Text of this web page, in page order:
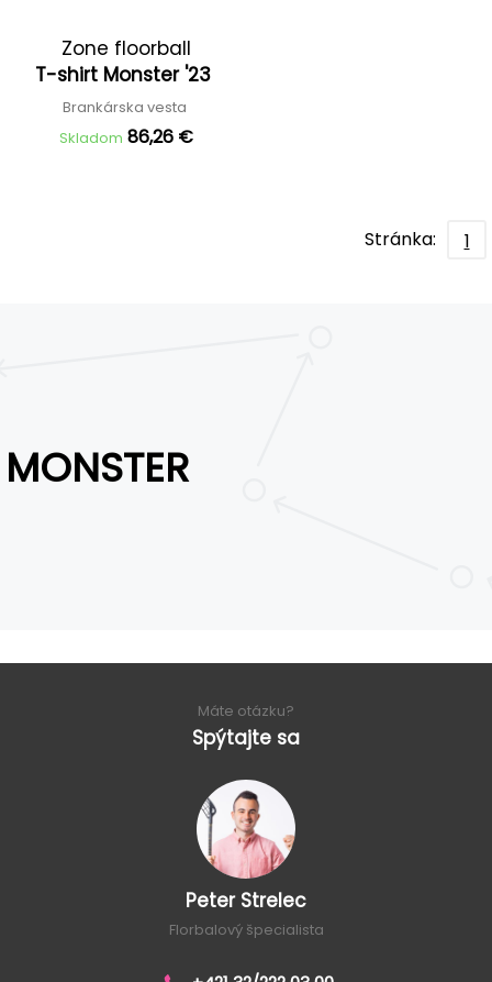
Zone floorball
T-shirt Monster '23
Brankárska vesta
Skladom 86,26 €
Stránka: 1
MONSTER
Máte otázku?
Spýtajte sa
Peter Strelec
Florbalový špecialista